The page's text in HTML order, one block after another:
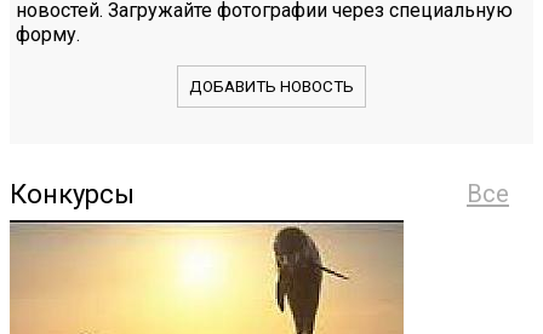
новостей. Загружайте фотографии через специальную
форму.
ДОБАВИТЬ НОВОСТЬ
Все
Конкурсы